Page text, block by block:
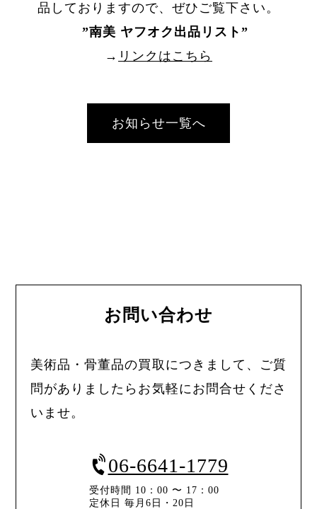
品しておりますので、ぜひご覧下さい。
”南美 ヤフオク出品リスト ”
→ リンクはこちら
お知らせ一覧へ
お問い合わせ
美術品・骨董品の買取につきまして、ご質
問がありましたらお気軽にお問合せくださ
いませ。
06-6641-1779
受付時間 10：00 〜 17：00
定休日 毎月6日・20日